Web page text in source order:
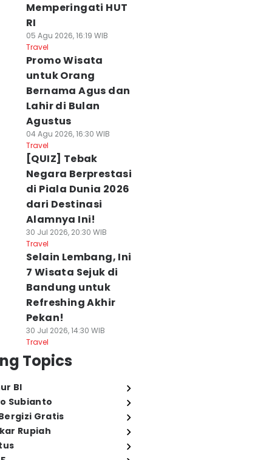
Memperingati HUT
RI
05 Agu 2026, 16:19 WIB
Travel
Promo Wisata
untuk Orang
Bernama Agus dan
Lahir di Bulan
Agustus
04 Agu 2026, 16:30 WIB
Travel
[QUIZ] Tebak
Negara Berprestasi
di Piala Dunia 2026
dari Destinasi
Alamnya Ini!
30 Jul 2026, 20:30 WIB
Travel
Selain Lembang, Ini
7 Wisata Sejuk di
Bandung untuk
Refreshing Akhir
Pekan!
30 Jul 2026, 14:30 WIB
Travel
Topics
BI
Subianto
Gratis
Rupiah